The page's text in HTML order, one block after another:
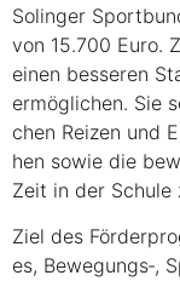
Solin­ger
von 15.700 Euro.
einen bes­se­ren
ermög­li­chen. Sie
chen Rei­zen und
hen sowie die
Zeit in der Schu­le
Ziel des
es, Bewegungs‑,